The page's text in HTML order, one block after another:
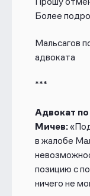
Более
Мальсагов
адвоката
***
Адвокат
Мичев:
в жалобе
позицию с
ничего не